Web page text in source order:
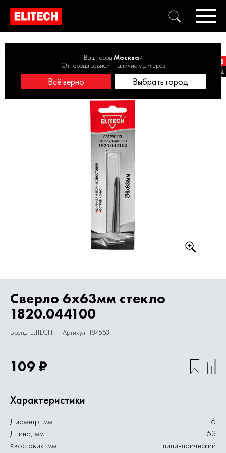
Ваш городМосква?
От города зависит наличие у дилеров
Всё верно Выбрать город
Свёрла по плитке и стеклу
Сверло 6х63мм стекло
1820.044100
Бренд: ELITECH Артикул: 187553
109 ₽
Характеристики
Диаметр, мм
6
Длина, мм
63
Хвостовик, мм
цилиндрический